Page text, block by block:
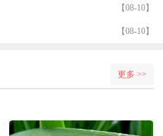
【08-10】
【08-10】
更多 >>